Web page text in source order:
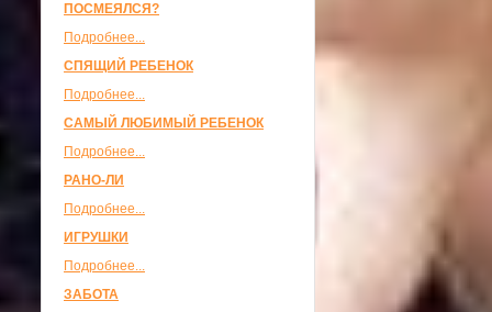
ПОСМЕЯЛСЯ?
Подробнее...
СПЯЩИЙ РЕБЕНОК
Подробнее...
САМЫЙ ЛЮБИМЫЙ РЕБЕНОК
Подробнее...
РАНО-ЛИ
Подробнее...
ИГРУШКИ
Подробнее...
ЗАБОТА